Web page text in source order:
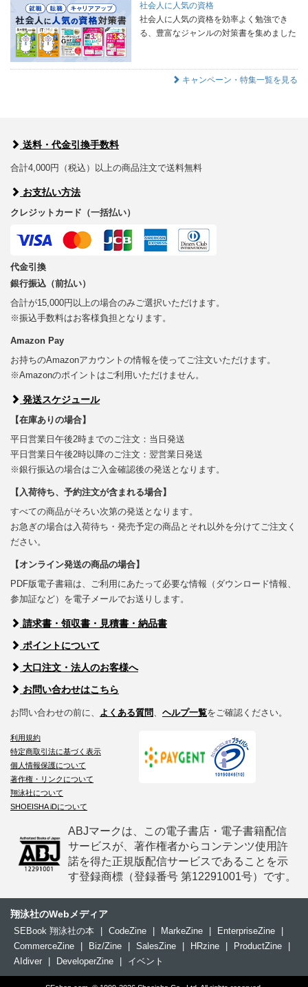
社会人に人気の資格
社会人に人気の資格を効率よく勉強でき
る、豊富なジャンルの対策書を集めました
キャンペーン・特集一覧を見る
送料・代金引換手数料
合計4,000円（税込）以上の商品注文で送料無料
お支払い方法
クレジットカード（一括払い）
代金引換
銀行振込（前払い）
合計が15,000円以上の場合のみご選択いただけます。
※振込手数料はお客様負担となります。
Amazon Pay
お持ちのAmazonアカウントの情報を使ってご注文いただけます。
※Amazonのポイントはご利用いただけません。
発送スケジュール
【在庫ありの場合】
平日営業日午後2時までのご注文：当日発送
平日営業日午後2時以降のご注文：翌営業日発送
※銀行振込の場合はご入金確認後の発送となります。
【入荷待ち、予約注文が含まれる場合】
すべての商品がそろい次第の発送となります。
お急ぎの場合は入荷待ち・発売予定の商品とそれ以外を分けてご注文く
ださい。
【オンライン発送の商品の場合】
PDF版電子書籍は、ご利用にあたって必要な情報（ダウンロード情報、
参加証など）を電子メールでお送りします。
請求書・領収書・見積書・納品書
ポイントについて
大口注文・法人のお客様へ
お問い合わせはこちら
お問い合わせの前に、 よくある質問、 ヘルプ一覧をご確認ください。
利用規約
特定商取引法に基づく表示
個人情報保護について
著作権・リンクについて
翔泳社について
SHOEISHA iDについて
ABJマークは、この電子書店・電子書籍配信
サービスが、著作権者からコンテンツ使用許
諾を得た正規版配信サービスであることを示
す登録商標（登録番号 第12291001号）です。
翔泳社のWebメディア
SEBook 翔泳社の本 CodeZine MarkeZine EnterpriseZine
CommerceZine
Biz/Zine SalesZine HRzine ProductZine
AIdiver
DeveloperZine イベント